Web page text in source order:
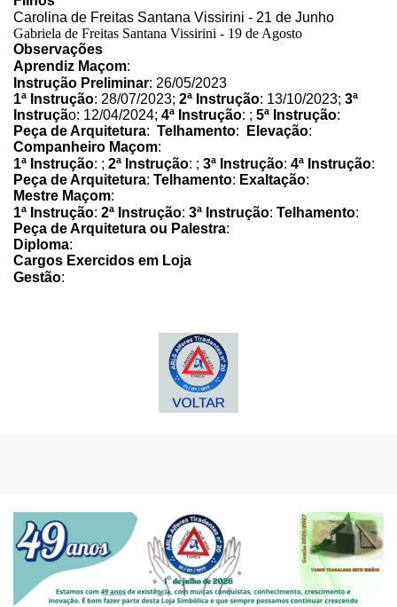
Carolina de Freitas Santana Vissirini - 21 de Junho
Gabriela de Freitas Santana Vissirini - 19 de Agosto
Observações
Aprendiz Maçom:
Instrução Preliminar: 26/05/2023
1ª Instrução: 28/07/2023; 2ª Instrução: 13/10/2023; 3ª
Instrução: 12/04/2024; 4ª Instrução: ; 5ª Instrução:
Peça de Arquitetura: Telhamento: Elevação:
Companheiro Maçom:
1ª Instrução: ; 2ª Instrução: ; 3ª Instrução: 4ª Instrução:
Peça de Arquitetura: Telhamento: Exaltação:
Mestre Maçom:
1ª Instrução: 2ª Instrução: 3ª Instrução: Telhamento:
Peça de Arquitetura ou Palestra:
Diploma:
Cargos Exercidos em Loja
Gestão: